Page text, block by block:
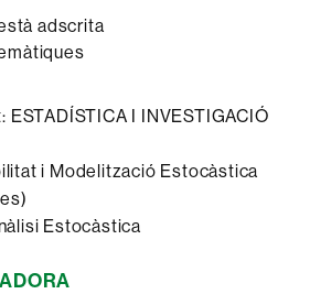
adscrita
I INVESTIGACIÓ
i Modelització Estocàstica
Estocàstica